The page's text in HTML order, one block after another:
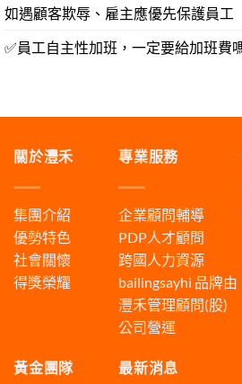
如遇顧客欺辱、雇主應優先保護員工
✅員工自主性加班，一定要給加班費
關於灃禾
集團介紹
優勢特色
社會關懷
得獎榮耀
專業服務
企業顧問輔導
PDP人才顧問
跨國人力資源
bailingsayhi 品牌由
灃禾管理顧問(股)
公司營運
黃金團隊 最新消息